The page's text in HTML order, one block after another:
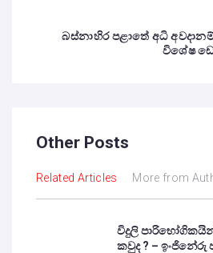
බස්නාහිර පළාතේ අධි
විශේෂ
Other Posts
Related Articles More from
විදුලි
කවුද ? – ඉංජිනේරු